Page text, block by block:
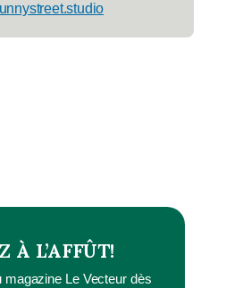
À L’AFFÛT!
Le Vecteur dès